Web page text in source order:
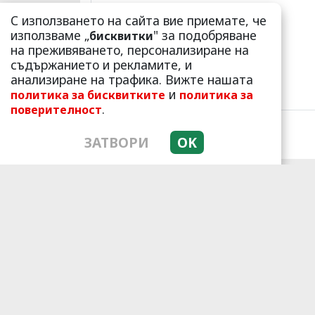
С използването на сайта вие приемате, че
използваме „бисквитки" за подобряване
на преживяването, персонализиране на
съдържанието и рекламите, и
анализиране на трафика. Вижте нашата
политика за бисквитките и политика за
поверителност.
ЗАТВОРИ OK